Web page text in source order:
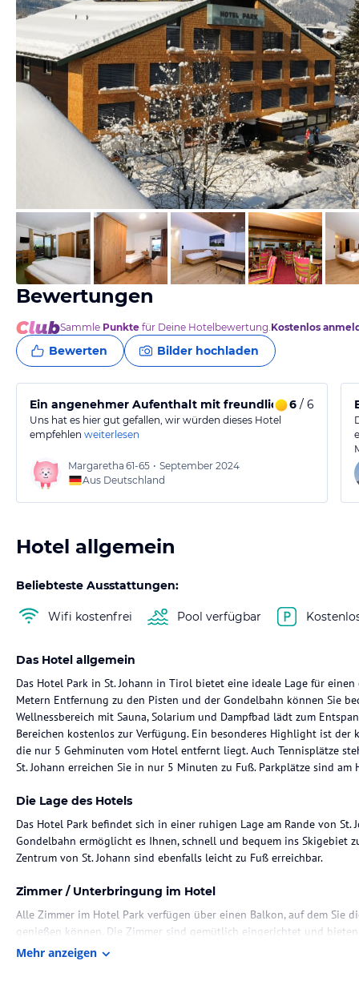
von Expedia
Bewertungen
Sammle Punkte für Deine Hotelbewertung.Kostenlos
Bewerten Bilder hochladen
Ein angenehmer Aufenthalt mit freundlichem
6 / 6
Uns hat es hier gut gefallen, wir würden dieses Hotel
empfehlen weiterlesen
Margaretha 61-65 • September 2024
Aus Deutschland
Hotel allgemein
Beliebteste Ausstattungen:
Wifi kostenfrei Pool verfügbar
Das Hotel allgemein
Das Hotel Park in St. Johann in Tirol bietet eine ideale Lage für
Metern Entfernung zu den Pisten und der Gondelbahn können Sie
Wellnessbereich mit Sauna, Solarium und Dampfbad lädt zum
Bereichen kostenlos zur Verfügung. Ein besonderes Highlight ist
die nur 5 Gehminuten vom Hotel entfernt liegt. Auch Tennisplätze
St. Johann erreichen Sie in nur 5 Minuten zu Fuß. Parkplätze sind
Die Lage des Hotels
Das Hotel Park befindet sich in einer ruhigen Lage am Rande von
Gondelbahn ermöglicht es Ihnen, schnell und bequem ins Skigebiet
Zentrum von St. Johann sind ebenfalls leicht zu Fuß erreichbar.
Zimmer / Unterbringung im Hotel
Alle Zimmer im Hotel Park verfügen über einen Balkon, auf dem Sie
genießen können. Die Zimmer sind gemütlich eingerichtet und
Aufenthalt.
Mehr anzeigen